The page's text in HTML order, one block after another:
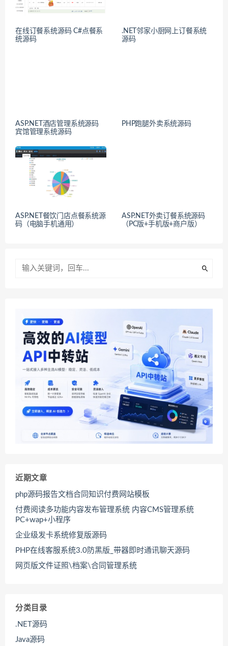
在线订餐系统源码 C#点餐系
统源码
.NET邻家小厨网上订餐系统
源码
ASP.NET酒店管理系统源码
宾馆管理系统源码
PHP跑腿外卖系统源码
ASP.NET餐饮门店点餐系统源
码（电脑手机通用）
ASP.NET外卖订餐系统源码
（PC版+手机版+商户版）
近期文章
php源码报告文档合同知识付费网站模板
付费阅读多功能内容发布管理系统 内容CMS管理系统
PC+wap+小程序
企业级发卡系统修复版源码
PHP在线客服系统3.0防黑版_带器即时通讯聊天源码
网页版文件证照\档案\合同管理系统
分类目录
.NET源码
Java源码